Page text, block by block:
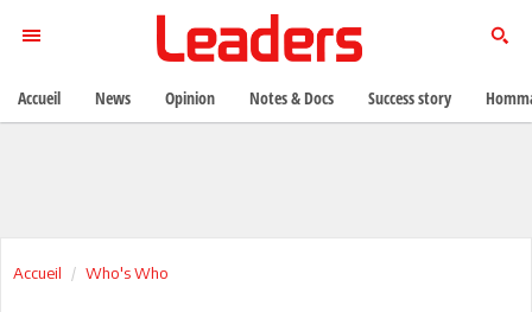
Accueil Who's Who
Accueil News Opinion Notes & Docs Success story